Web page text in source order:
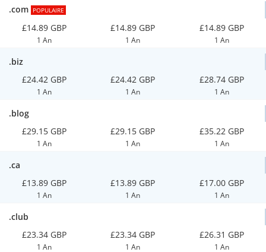
.com POPULAIRE
£14.89 GBP
1 An
£14.89 GBP
1 An
£14.89 GBP
1 An
.biz
£24.42 GBP
1 An
£24.42 GBP
1 An
£28.74 GBP
1 An
.blog
£29.15 GBP
1 An
£29.15 GBP
1 An
£35.22 GBP
1 An
.ca
£13.89 GBP
1 An
£13.89 GBP
1 An
£17.00 GBP
1 An
.club
£23.34 GBP
1 An
£23.34 GBP
1 An
£26.31 GBP
1 An